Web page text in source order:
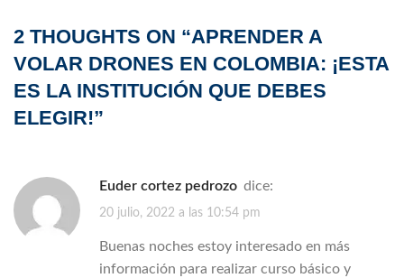
2 THOUGHTS ON “APRENDER A
VOLAR DRONES EN COLOMBIA: ¡ESTA
ES LA INSTITUCIÓN QUE DEBES
ELEGIR!”
Euder cortez pedrozo dice:
20 julio, 2022 a las 10:54 pm
Buenas noches estoy interesado en más
información para realizar curso básico y